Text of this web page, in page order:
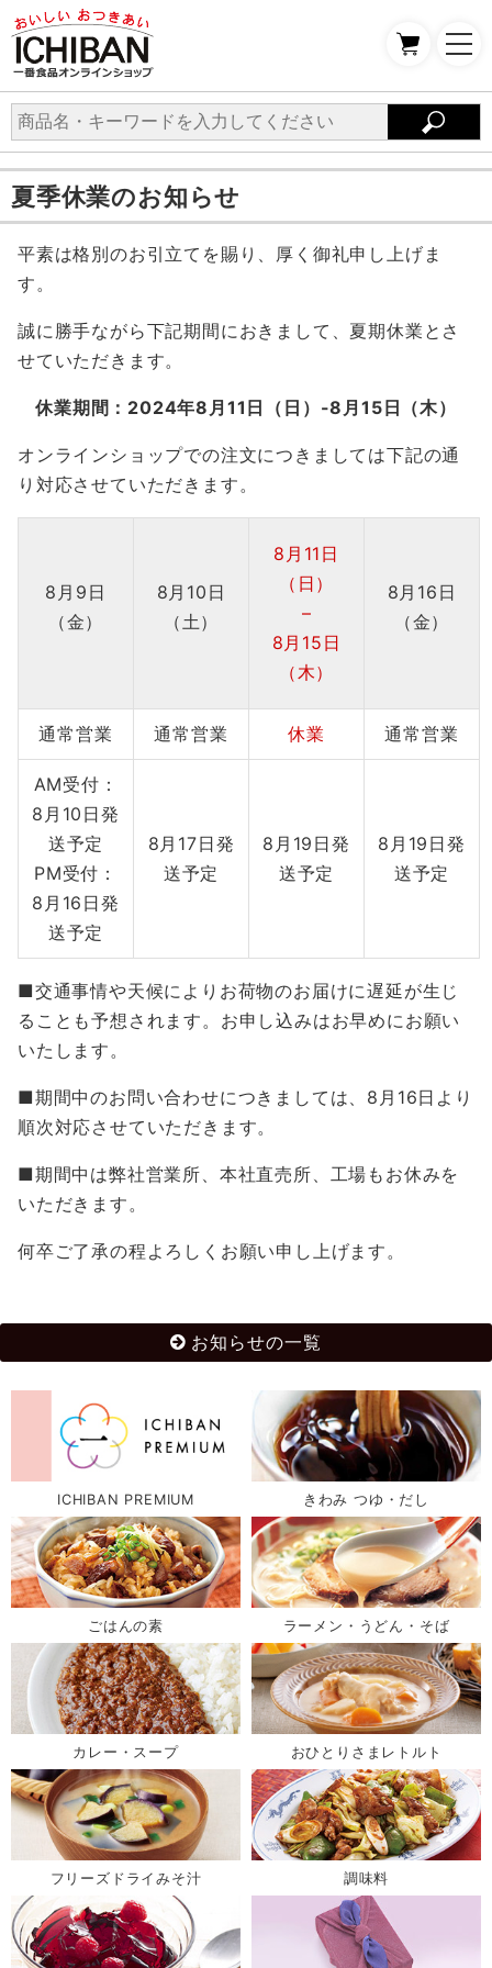
夏季休業のお知らせ
平素は格別のお引立てを賜り、厚く御礼申し上げま
す。
誠に勝手ながら下記期間におきまして、夏期休業とさ
せていただきます。
休業期間：2024年8月11日（日）-8月15日（木）
オンラインショップでの注文につきましては下記の通
り対応させていただきます。
8月9日
（金）
8月10日
（土）
8月11日
（日）
–
8月15日
（木）
8月16日
（金）
通常営業 通常営業 休業 通常営業
AM受付：
8月10日発
送予定
PM受付：
8月16日発
送予定
8月17日発
送予定
8月19日発
送予定
8月19日発
送予定
■交通事情や天候によりお荷物のお届けに遅延が生じ
ることも予想されます。お申し込みはお早めにお願い
いたします。
■期間中のお問い合わせにつきましては、8月16日より
順次対応させていただきます。
■期間中は弊社営業所、本社直売所、工場もお休みを
いただきます。
何卒ご了承の程よろしくお願い申し上げます。
お知らせの一覧
ICHIBAN PREMIUM きわみ つゆ・だし
ごはんの素 ラーメン・うどん・そば
カレー・スープ おひとりさまレトルト
フリーズドライみそ汁 調味料